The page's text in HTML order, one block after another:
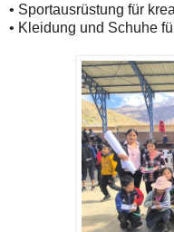
• Sportausrüstung für
• Kleidung und Schuhe